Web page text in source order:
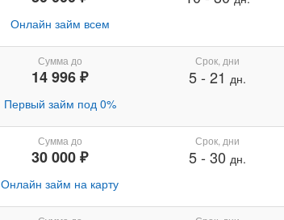
Онлайн займ всем
Сумма до
14 996 ₽
Первый займ под 0%
Срок, дни
5- 21 дн.
Сумма до
30 000 ₽
Онлайн займ на карту
Срок, дни
5- 30 дн.